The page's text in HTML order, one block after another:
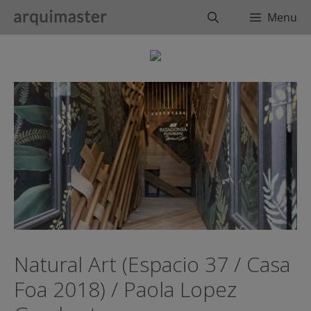
BuscarMenu
Natural Art (Espacio 37 / Casa
Foa 2018) / Paola Lopez